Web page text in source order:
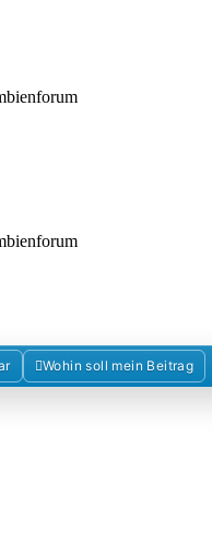
Wohin soll mein Beitrag